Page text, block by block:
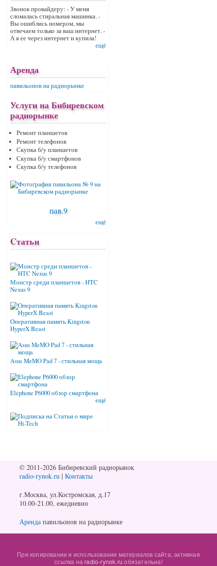
Звонок провайдеру: - У меня
сломалась стиральная машинка. -
Вы ошиблись номером, мы
отвечаем только за ваш интернет. -
А я ее через интернет и купила!
ещё
Аренда
павильонов на радиорынке
Услуги на Бибиревском
радиорынке
Ремонт планшетов
Ремонт телефонов
Скупка б/у планшетов
Скупка б/у смартфонов
Скупка б/у телефонов
пав.9
ещё
Cтатьи
Монстр среди планшетов - HTC
Nexus 9
Оперативная память Kingston
HyperX Beast
Asus MeMO Pad 7 - стильная мощь
Elephone P6000 обзор смартфона
ещё
© 2011-2026 Бибиревский радиорынок
radio-rynok.ru | Контакты
г.Москва, ул.Костромская, д.17
10.00-21.00, ежедневно
Аренда павильонов на радиорынке
При копировании и использовании материалов сайта, активная
ссылка наradio-rynok.ru обязательна!